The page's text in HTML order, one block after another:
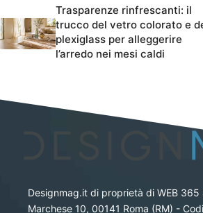
Trasparenze rinfrescanti: il
trucco del vetro colorato e
plexiglass per alleggerire
l’arredo nei mesi caldi
Designmag.it di proprietà di WEB 365
Marchese 10, 00141 Roma (RM) -